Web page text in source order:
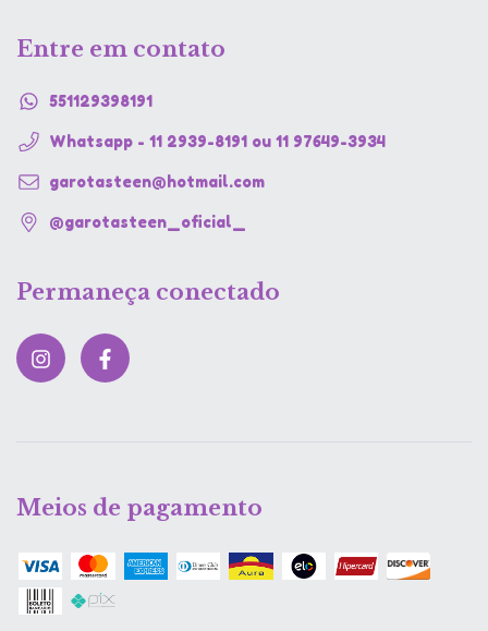
Entre em contato
551129398191
Whatsapp - 11 2939-8191 ou 11 97649-3934
garotasteen@hotmail.com
@garotasteen_oficial_
Permaneça conectado
Meios de pagamento